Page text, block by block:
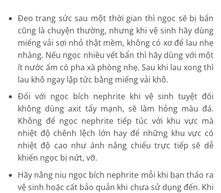
Đeo trang sức sau một thời gian thì ngọc sẽ bị bẩn
cũng là chuyện thường, nhưng khi vệ sinh hãy dùng
miếng vải sợi nhỏ thật mềm, không có xơ để lau nhẹ
nhàng. Nếu ngọc nhiều vết bẩn thì hãy dùng với một
ít nước ấm có pha xà phòng nhẹ. Sau khi lau xong thì
lau khô ngay lập tức bằng miếng vải khô.
Đối với ngọc bích nephrite khi vệ sinh tuyệt đối
không dùng axit tẩy mạnh, sẽ làm hỏng màu đá.
Không để ngọc nephrite tiếp túc với khu vực mà
nhiệt độ chênh lệch lớn hay để những khu vực có
nhiệt độ cao như ánh nắng chiếu trực tiếp sẽ dễ
khiến ngọc bị nứt, vỡ.
Hãy nâng niu ngọc bích nephrite mỗi khi bạn tháo ra
vệ sinh hoặc cất bảo quản khi chưa sử dụng đến. Khi